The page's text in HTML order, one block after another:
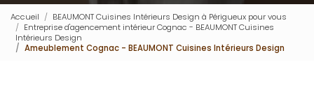
Accueil
BEAUMONT Cuisines Intérieurs Design à Périgueux pour vous
Entreprise d'agencement intérieur Cognac - BEAUMONT Cuisines
Intérieurs Design
Ameublement Cognac - BEAUMONT Cuisines Intérieurs Design